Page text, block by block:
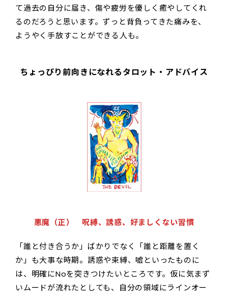
て過去の自分に届き、傷や疲労を優しく癒やしてくれ
るのだろうと思います。ずっと背負ってきた痛みを、
ようやく手放すことができる人も。
ちょっぴり前向きになれるタロット・アドバイス
悪魔（正） 呪縛、誘惑、好ましくない習慣
「誰と付き合うか」ばかりでなく「誰と距離を置く
か」も大事な時期。誘惑や束縛、嘘といったものに
は、明確にNoを突きつけたいところです。仮に気まず
いムードが流れたとしても、自分の領域にラインオー